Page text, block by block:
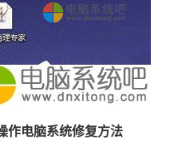
电脑系统修复方法